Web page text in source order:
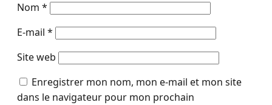
Nom *
E-mail *
Site web
Enregistrer mon nom, mon e-mail et mon site
dans le navigateur pour mon prochain